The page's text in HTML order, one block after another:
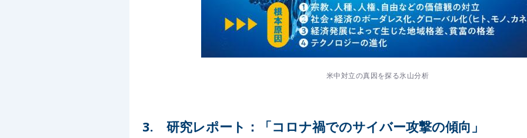
米中対立の真因を探る氷山分析
3. 研究レポート：「コロナ禍でのサイバー攻撃の傾向」